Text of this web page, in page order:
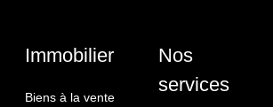
Immobilier
Biens à la vente
Nos
services